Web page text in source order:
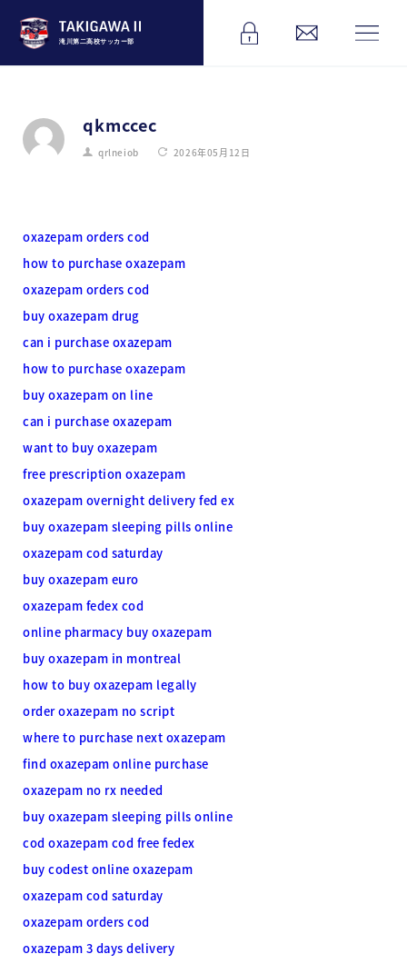
滝川第二高校サッカー部
qkmccec
qrlneiob 2026年05月12日
oxazepam orders cod
how to purchase oxazepam
oxazepam orders cod
buy oxazepam drug
can i purchase oxazepam
how to purchase oxazepam
buy oxazepam on line
can i purchase oxazepam
want to buy oxazepam
free prescription oxazepam
oxazepam overnight delivery fed ex
buy oxazepam sleeping pills online
oxazepam cod saturday
buy oxazepam euro
oxazepam fedex cod
online pharmacy buy oxazepam
buy oxazepam in montreal
how to buy oxazepam legally
order oxazepam no script
where to purchase next oxazepam
find oxazepam online purchase
oxazepam no rx needed
buy oxazepam sleeping pills online
cod oxazepam cod free fedex
buy codest online oxazepam
oxazepam cod saturday
oxazepam orders cod
oxazepam 3 days delivery